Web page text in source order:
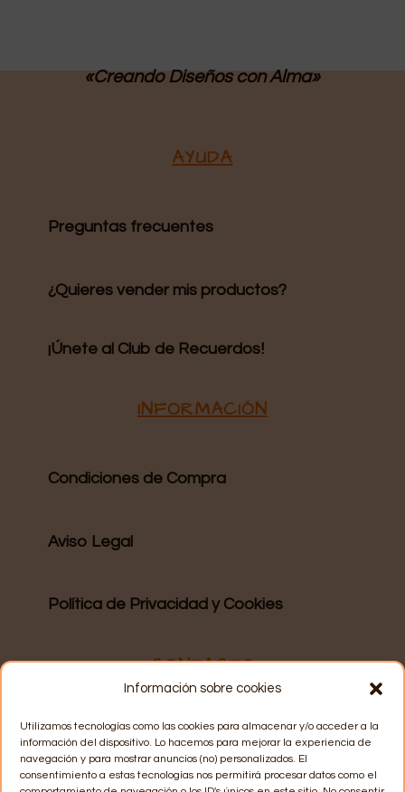
Información sobre cookies
Utilizamos tecnologías como las cookies para almacenar y/o acceder a la
información del dispositivo. Lo hacemos para mejorar la experiencia de
navegación y para mostrar anuncios (no) personalizados. El
consentimiento a estas tecnologías nos permitirá procesar datos como el
«Creando Diseños con Alma»
AYUDA
Preguntas frecuentes
¿Quieres vender mis productos?
¡Únete al Club de Recuerdos!
INFORMACIÓN
Condiciones de Compra
Aviso Legal
Política de Privacidad y Cookies
CONTACTO
WhatsApp: 628 15 57 06
Email: info@recuerdosmarey.com